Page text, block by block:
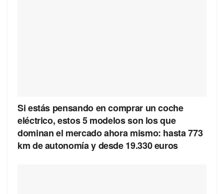
Si estás pensando en comprar un coche
eléctrico, estos 5 modelos son los que
dominan el mercado ahora mismo: hasta 773
km de autonomía y desde 19.330 euros